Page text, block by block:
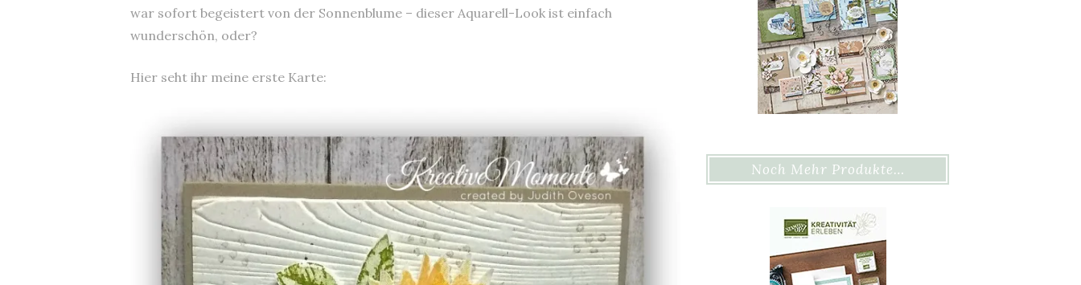
war sofort begeistert von der Sonnenblume – dieser Aquarell-Look ist einfach
wunderschön, oder?
Hier seht ihr meine erste Karte:
Noch Mehr Produkte…